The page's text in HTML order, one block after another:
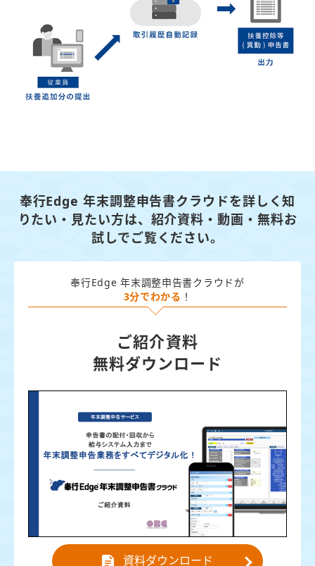
奉行Edge 年末調整申告書クラウドを詳しく知
りたい・見たい方は、 紹介資料・動画・無料お
試しでご覧ください。
奉行Edge 年末調整申告書クラウドが
3分でわかる ！
ご紹介資料
無料ダウンロード
資料ダウンロード